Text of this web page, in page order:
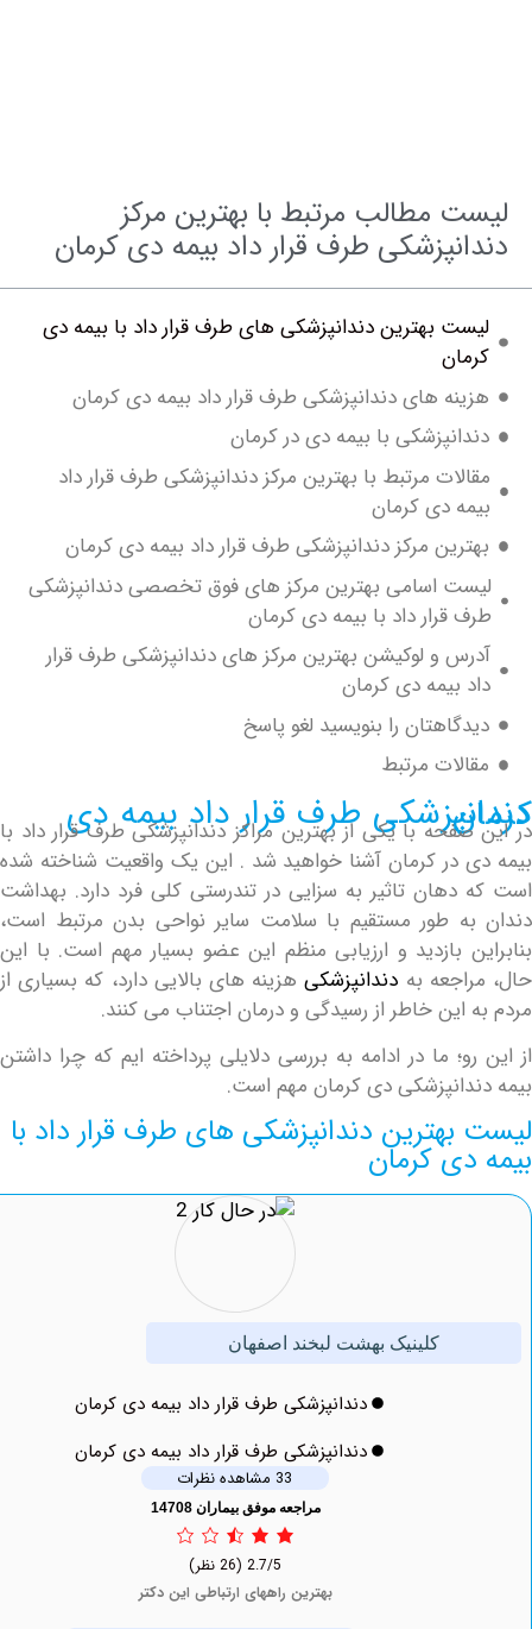
مطالب مرتبط با بهترین مرکز
طرف قرار داد بیمه دی کرمان
بهترین دندانپزشکی های طرف قرار داد با بیمه دی
های دندانپزشکی طرف قرار داد بیمه دی کرمان
با بیمه دی در کرمان
مرتبط با بهترین مرکز دندانپزشکی طرف قرار داد
دی کرمان
مرکز دندانپزشکی طرف قرار داد بیمه دی کرمان
اسامی بهترین مرکز های فوق تخصصی دندانپزشکی
قرار داد با بیمه دی کرمان
و لوکیشن بهترین مرکز های دندانپزشکی طرف قرار
بیمه دی کرمان
را بنویسید لغو پاسخ
مرتبط
با یکی از بهترین مراکز دندانپزشکی طرف قرار داد با
در کرمان آشنا خواهید شد . این یک واقعیت شناخته شده
تاثیر به سزایی در تندرستی کلی فرد دارد. بهداشت
طور مستقیم با سلامت سایر نواحی بدن مرتبط است،
بازدید و ارزیابی منظم این عضو بسیار مهم است. با این
بهدندانپزشکیهزینه های بالایی دارد، که بسیاری از
خاطر از رسیدگی و درمان اجتناب می کنند.
ما در ادامه به بررسی دلایلی پرداخته ایم که چرا داشتن
دی کرمان مهم است.
دندانپزشکی های طرف قرار داد با
کرمان
کلینیک بهشت لبخند اصفهان
دندانپزشکی طرف قرار داد بیمه دی کرمان
دندانپزشکی طرف قرار داد بیمه دی کرمان
مراجعه موفق بیماران 14708
بهترین راههای ارتباطی این دکتر